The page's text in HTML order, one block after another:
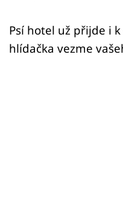
Psí hotel už přijde i
hlídačka vezme